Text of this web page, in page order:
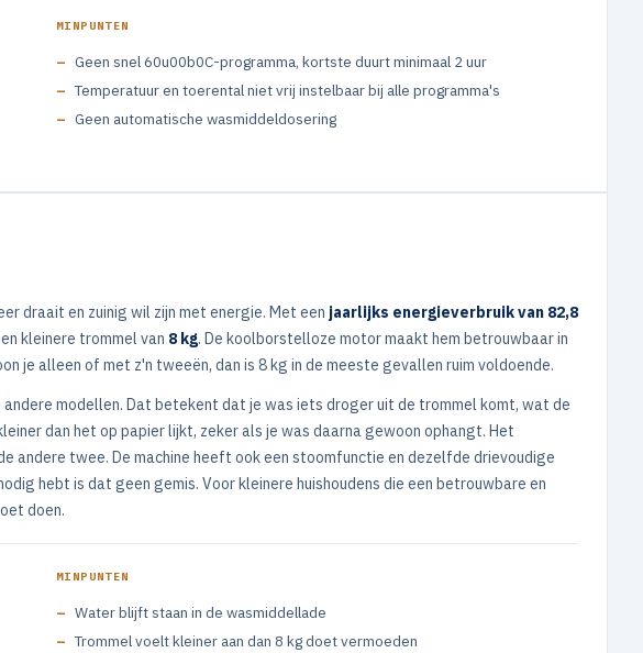
MINPUNTEN
Geen snel 60u00b0C-programma, kortste duurt minimaal 2 uur
Temperatuur en toerental niet vrij instelbaar bij alle programma's
Geen automatische wasmiddeldosering
draait en zuinig wil zijn met energie. Met een jaarlijks energieverbruik van 82,8
kleinere trommel van 8 kg. De koolborstelloze motor maakt hem betrouwbaar in
je alleen of met z'n tweeën, dan is 8 kg in de meeste gevallen ruim voldoende.
andere modellen. Dat betekent dat je was iets droger uit de trommel komt, wat de
dan het op papier lijkt, zeker als je was daarna gewoon ophangt. Het
andere twee. De machine heeft ook een stoomfunctie en dezelfde drievoudige
hebt is dat geen gemis. Voor kleinere huishoudens die een betrouwbare en
doen.
MINPUNTEN
Water blijft staan in de wasmiddellade
Trommel voelt kleiner aan dan 8 kg doet vermoeden